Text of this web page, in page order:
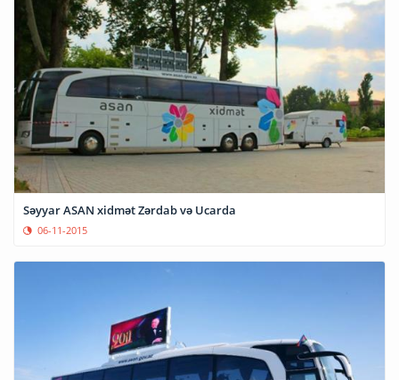
Səyyar ASAN xidmət Zərdab və Ucarda
06-11-2015